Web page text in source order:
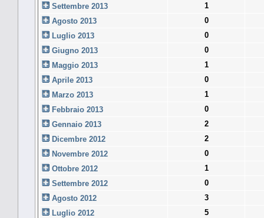
Settembre 2013
1
Agosto 2013
0
Luglio 2013
0
Giugno 2013
0
Maggio 2013
1
Aprile 2013
0
Marzo 2013
1
Febbraio 2013
0
Gennaio 2013
2
Dicembre 2012
2
Novembre 2012
0
Ottobre 2012
1
Settembre 2012
0
Agosto 2012
3
Luglio 2012
5